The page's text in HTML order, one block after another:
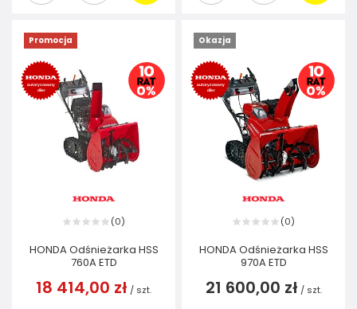
Promocja
(0)
HONDA Odśnieżarka HSS
760A ETD
18 414,00 zł / szt.
Okazja
(0)
HONDA Odśnieżarka HSS
970A ETD
21 600,00 zł / szt.